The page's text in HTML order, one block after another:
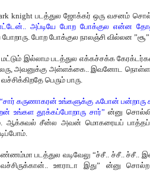
knight படத்துல ஜோக்கர் ஒரு வசனம்
அப்டியே போற போக்குல என்ன
போறாரு. போற போக்குல நாலஞ்சி வில்லன ”சூ”
மட்டும் இல்லாம படத்துல எக்கச்சக்க
அவனுக்கு அள்ளக்கை.. இவனோட
பெரும் பாரு.
“சார் கருணாகரன் உங்களுக்கு ஃபோன் பன்றாரு
உங்கள தூக்கப்போறாரு சார்”ன்னு
ஆக்சுவல் சீன்ல அவன் மொகரையப்
கண்ணம்மா படத்துல வடிவேலு “ச்சீ.. ச்சீ..
ஊராடா இது” ன்னு